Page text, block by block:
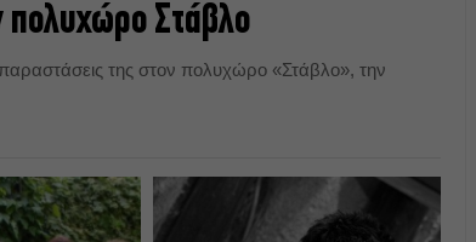
πολυχώρο Στάβλο
της στον πολυχώρο «Στάβλο», την